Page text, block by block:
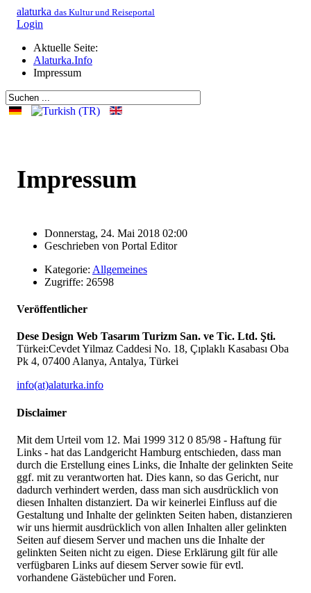
alaturka das Kultur und Reiseportal
Login
Aktuelle Seite:
Alaturka.Info
Impressum
Impressum
Donnerstag, 24. Mai 2018 02:00
Geschrieben von Portal Editor
Kategorie: Allgemeines
Zugriffe: 26598
Veröffentlicher
Dese Design Web Tasarım Turizm San. ve Tic. Ltd. Şti.
Türkei:Cevdet Yilmaz Caddesi No. 18, Çıplaklı Kasabası Oba
Pk 4, 07400 Alanya, Antalya, Türkei
info(at)alaturka.info
Disclaimer
Mit dem Urteil vom 12. Mai 1999 312 0 85/98 - Haftung für
Links - hat das Landgericht Hamburg entschieden, dass man
durch die Erstellung eines Links, die Inhalte der gelinkten Seite
ggf. mit zu verantworten hat. Dies kann, so das Gericht, nur
dadurch verhindert werden, dass man sich ausdrücklich von
diesen Inhalten distanziert. Da wir keinerlei Einfluss auf die
Gestaltung und Inhalte der gelinkten Seiten haben, distanzieren
wir uns hiermit ausdrücklich von allen Inhalten aller gelinkten
Seiten auf diesem Server und machen uns die Inhalte der
gelinkten Seiten nicht zu eigen. Diese Erklärung gilt für alle
verfügbaren Links auf diesem Server sowie für evtl.
vorhandene Gästebücher und Foren.